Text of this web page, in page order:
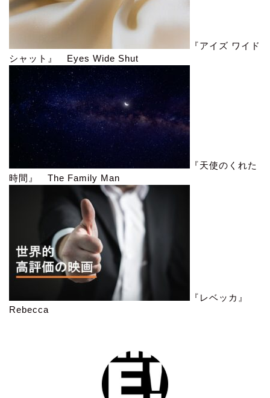
『アイズ ワイド
シャット』 Eyes Wide Shut
『天使のくれた
時間』 The Family Man
『レベッカ』
Rebecca